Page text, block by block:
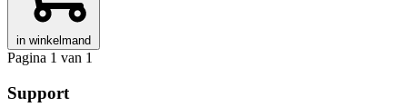
in winkelmand
Pagina 1 van 1
Support